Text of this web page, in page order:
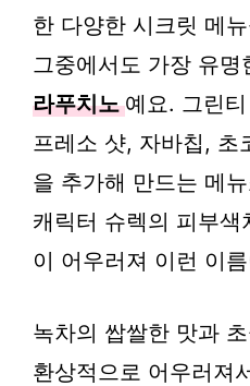
한 다양한 시크릿 메
그중에서도 가장 유명
라푸치노 예요. 그린
프레소 샷, 자바칩, 초
을 추가해 만드는 메
캐릭터 슈렉의 피부색
이 어우러져 이런 이
녹차의 쌉쌀한 맛과
환상적으로 어우러져